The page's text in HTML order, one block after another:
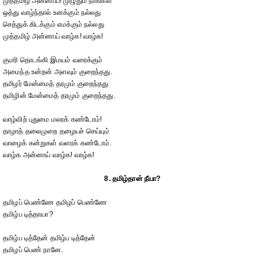
ஒத்து வாழ்ந்தால் உனக்கும் நல்லது
செத்துக் கிடக்கும் எமக்கும் நல்லது
முத்தமிழ் அன்னாய் வாழ்க! வாழ்க!
குமரி தொடங்கி இமயம் வரைக்கும்
அமைந்த உன்றன் அளவும் குறைந்தது.
தமிழர் மேன்மைத் தரமும் குறைந்தது
தமிழின் மேன்மைத் தரமும் குறைந்தது.
வாழ்விற் புதுமை மலரக் கண்டோம்!
தாழாத் தலைமுறை தழையச் செய்யும்
வாழைக் கன்றுகள் வளரக் கண்டோம்.
வாழ்க அன்னாய் வாழ்க! வாழ்க!
8. தமிழ்தான் நீயா?
தமிழப் பெண்ணே தமிழப் பெண்ணே
தமிழ்ப டித்தாயா?
தமிழ்ப டித்தேன் தமிழ்ப டித்தேன்
தமிழப் பெண் நானே.